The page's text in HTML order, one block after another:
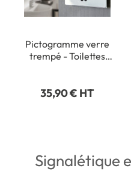
Pictogramme verre
trempé - Toilettes
35,90 € HT
Signalétique